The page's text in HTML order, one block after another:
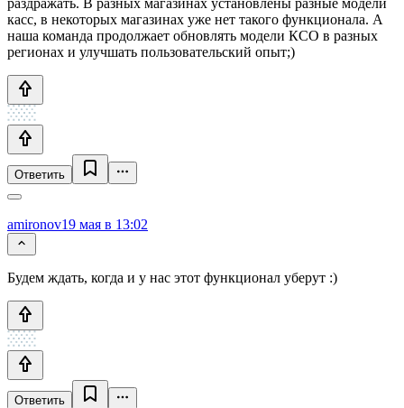
касс, в некоторых магазинах уже нет такого функционала. А
наша команда продолжает обновлять модели КСО в разных
регионах и улучшать пользовательский опыт;)
Ответить
amironov19 мая в 13:02
Будем ждать, когда и у нас этот функционал уберут :)
Ответить